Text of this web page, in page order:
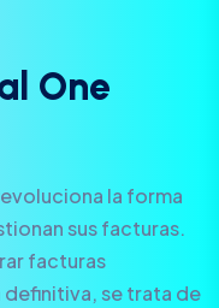
One
la forma
sus facturas.
facturas
definitiva, se trata de